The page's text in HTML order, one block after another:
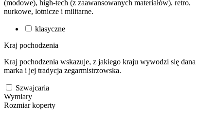
(modowe), high-tech (z zaawansowanych materiałów), retro,
nurkowe, lotnicze i militarne.
klasyczne
Kraj pochodzenia
Kraj pochodzenia wskazuje, z jakiego kraju wywodzi się dana
marka i jej tradycja zegarmistrzowska.
Szwajcaria
Wymiary
Rozmiar koperty